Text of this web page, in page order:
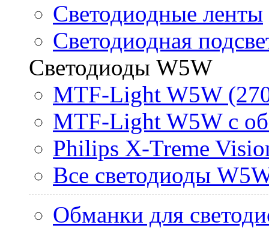
Светодиодные ленты
Светодиодная
Светодиоды W5W
MTF-Light W5W
MTF-Light W5W с
Philips X-Treme
Все светодиоды
Обманки для